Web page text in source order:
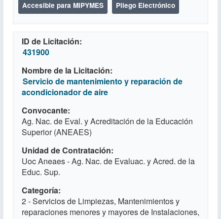
Accesible para MIPYMES Pliego Electrónico
ID de Licitación
431900
Nombre de la Licitación
Servicio de mantenimiento y reparación de
acondicionador de aire
Convocante
Ag. Nac. de Eval. y Acreditación de la Educación
Superior (ANEAES)
Unidad de Contratación
Uoc Aneaes - Ag. Nac. de Evaluac. y Acred. de la
Educ. Sup.
Categoría
2 - Servicios de Limpiezas, Mantenimientos y
reparaciones menores y mayores de Instalaciones,